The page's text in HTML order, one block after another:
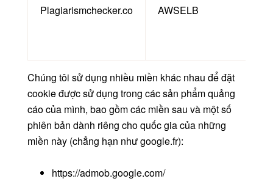
Plagiarismchecker.co AWSELB
Chúng tôi sử dụng nhiều miền khác nhau để đặt
cookie được sử dụng trong các sản phẩm quảng
cáo của mình, bao gồm các miền sau và một số
phiên bản dành riêng cho quốc gia của những
miền này (chẳng hạn như google.fr):
https://admob.google.com/